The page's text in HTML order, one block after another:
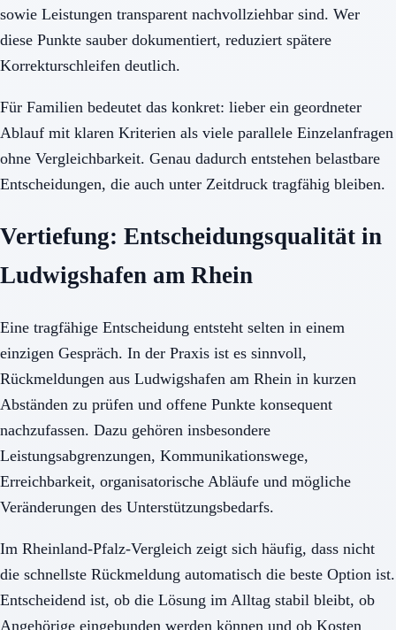
sowie Leistungen transparent nachvollziehbar sind. Wer
diese Punkte sauber dokumentiert, reduziert spätere
Korrekturschleifen deutlich.
Für Familien bedeutet das konkret: lieber ein geordneter
Ablauf mit klaren Kriterien als viele parallele Einzelanfragen
ohne Vergleichbarkeit. Genau dadurch entstehen belastbare
Entscheidungen, die auch unter Zeitdruck tragfähig bleiben.
Vertiefung: Entscheidungsqualität in
Ludwigshafen am Rhein
Eine tragfähige Entscheidung entsteht selten in einem
einzigen Gespräch. In der Praxis ist es sinnvoll,
Rückmeldungen aus Ludwigshafen am Rhein in kurzen
Abständen zu prüfen und offene Punkte konsequent
nachzufassen. Dazu gehören insbesondere
Leistungsabgrenzungen, Kommunikationswege,
Erreichbarkeit, organisatorische Abläufe und mögliche
Veränderungen des Unterstützungsbedarfs.
Im Rheinland-Pfalz-Vergleich zeigt sich häufig, dass nicht
die schnellste Rückmeldung automatisch die beste Option ist.
Entscheidend ist, ob die Lösung im Alltag stabil bleibt, ob
Angehörige eingebunden werden können und ob Kosten